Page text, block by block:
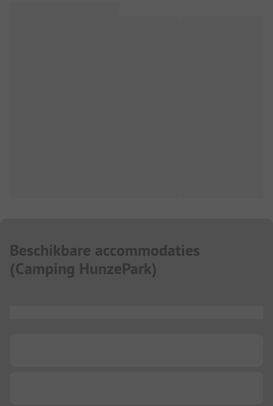
Beschikbare accommodaties
(Camping HunzePark)